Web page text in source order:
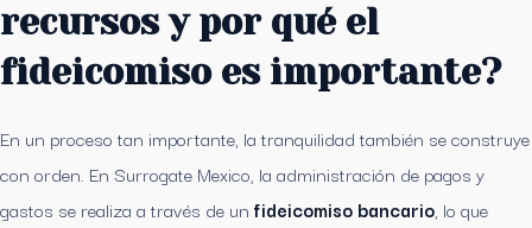
recursos y por qué el
fideicomiso es importante?
En un proceso tan importante, la tranquilidad también se construye
con orden. En Surrogate Mexico, la administración de pagos y
gastos se realiza a través de un fideicomiso bancario, lo que